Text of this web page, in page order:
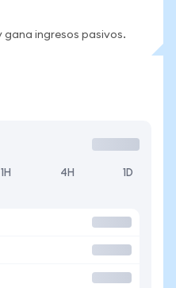
ingresos pasivos.
1H 4H 1D